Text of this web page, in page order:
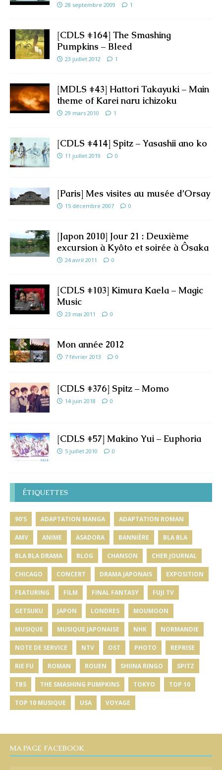
28 septembre 2009 1
[CDLS #164] The Smashing
Pumpkins – Bleed
23 juillet 2012 1
[MDLS #43] Hattori Takayuki – Main
theme of Karei naru ichizoku
29 mars 2010 1
[CDLS #414] Spitz – Yasashii ano ko
11 juillet 2019 0
[Paris] Mes visites au musée d’Orsay
15 décembre 2007 0
[Japon 2010] Jour 21 : Deuxième
excursion à Kyôto et soirée à Ôsaka
24 avril 2011 0
[CDLS #103] Kimura Kaela – Magic
Music
23 mai 2011 0
Mon année 2012
7 février 2013 0
[CDLS #376] Spitz – Momo
14 juin 2018 0
[CDLS #57] Makino Yui – Euphoria
5 juillet 2010 0
ÉTIQUETTES
90'S ADAPTATION MANGA ADAPTATION ROMAN
AMV ANIME ASADORA BANNIÈRE BLA BLA
BLA BLA DRAMA BLOG CHANSON CHER JOURNAL
CHICAGO CONCERT DRAMA JAPONAIS EXPOSITION
FEATURING FILM FINAL FANTASY FUJI TV
GETSUKU JAPON LONDRES MOUMOON
MUSIQUE MUSIQUE JAPONAISE NHK NORMANDIE
NOTE DE SERVICE NTV OST PHOTO REPRISE
RIE FU ROMAN ROUEN SHIINA RINGO SPITZ
TBS THE SMASHING PUMPKINS TOKYO TOP 10
TOP 10 MUSIQUE USA VOYAGE
MA PAGE FACEBOOK